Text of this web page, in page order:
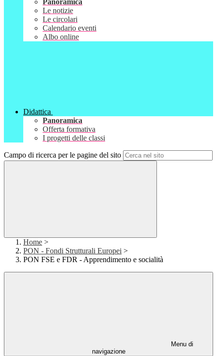
Panoramica
Le notizie
Le circolari
Calendario eventi
Albo online
Didattica
Panoramica
Offerta formativa
I progetti delle classi
Campo di ricerca per le pagine del sito
Home >
PON - Fondi Strutturali Europei >
PON FSE e FDR - Apprendimento e socialità
Menu di
navigazione